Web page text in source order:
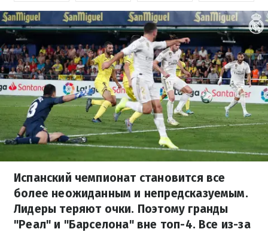
Испанский чемпионат становится все
более неожиданным и непредсказуемым.
Лидеры теряют очки. Поэтому гранды
"Реал" и "Барселона" вне топ-4. Все из-за